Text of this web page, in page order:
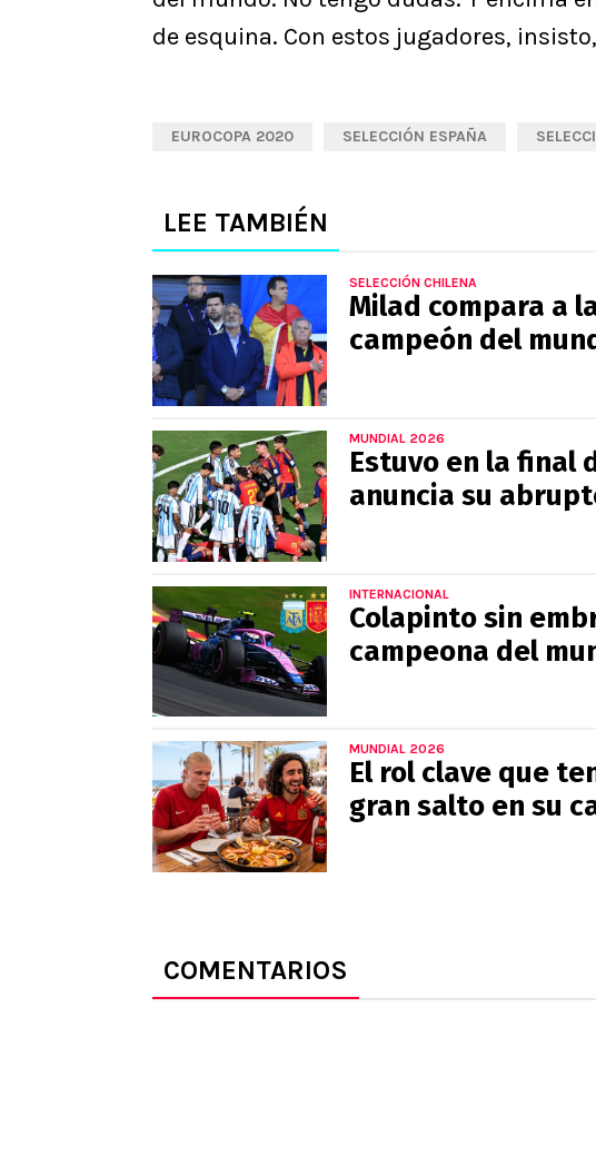
de esquina. Con estos jugadores,
EUROCOPA 2020 SELECCIÓN ESPAÑA
LEE TAMBIÉN
SELECCIÓN CHILENA
Milad compara a
campeón del
MUNDIAL 2026
Estuvo en la final
anuncia su
INTERNACIONAL
Colapinto sin
campeona del
MUNDIAL 2026
El rol clave que
gran salto en su
COMENTARIOS